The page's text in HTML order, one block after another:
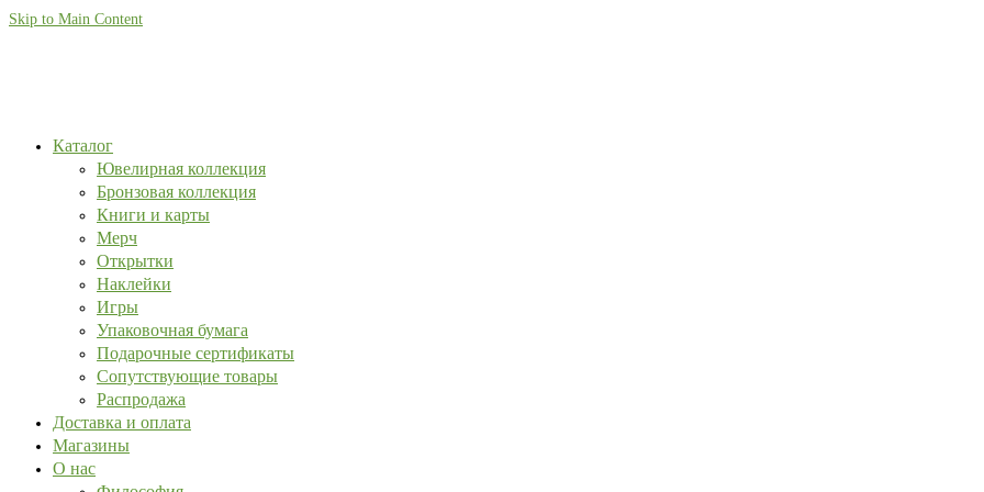
Skip to Main Content
Каталог
Ювелирная коллекция
Бронзовая коллекция
Книги и карты
Мерч
Открытки
Наклейки
Игры
Упаковочная бумага
Подарочные сертификаты
Сопутствующие товары
Распродажа
Доставка и оплата
Магазины
О нас